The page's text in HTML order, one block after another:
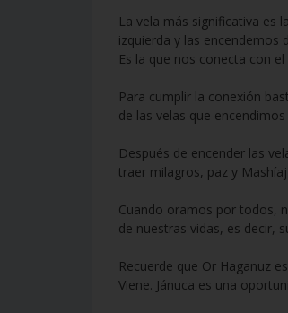
La vela más significativa es
izquierda y las encendemos
Es la que nos conecta con
Para cumplir la conexión
de las velas que
Después de encender las
traer milagros, paz y
Cuando oramos por todos,
de nuestras vidas, es decir,
Recuerde que Or Haganuz
Viene. Jánuca es una